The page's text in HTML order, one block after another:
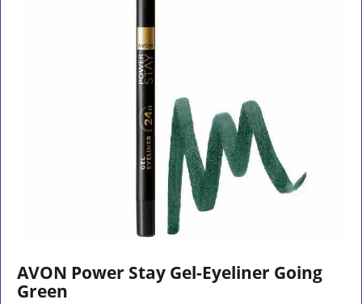
AVON Power Stay Gel-Eyeliner Going
Green